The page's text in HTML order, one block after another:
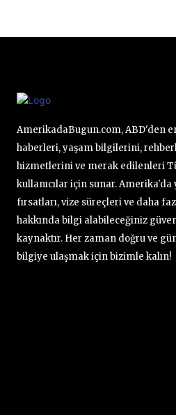
AmerikadaBugun.com, ABD'den
haberleri, yaşam bilgilerini,
hizmetlerini ve merak edilenleri
kullanıcılar için sunar. Amerika'da
fırsatları, vize süreçleri ve daha
hakkında bilgi alabileceğiniz
kaynaktır. Her zaman doğru ve
bilgiye ulaşmak için bizimle kalın!